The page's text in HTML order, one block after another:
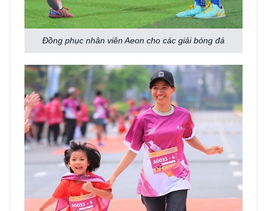
Đồng phục nhân viên Aeon cho các giải bóng đá